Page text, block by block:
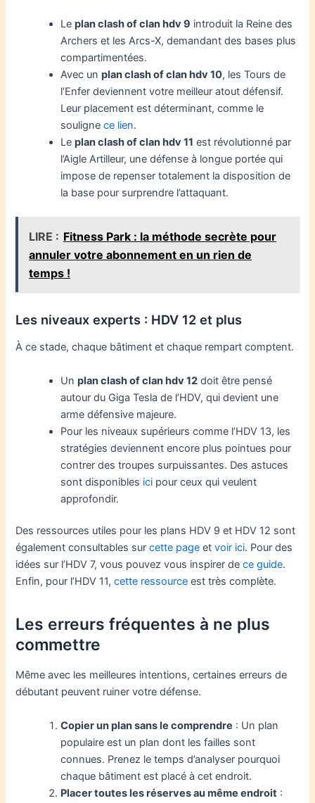
Leplan clash of clan hdv 9 introduit la Reine des
Archers et les Arcs-X, demandant des bases plus
compartimentées.
Avec unplan clash of clan hdv 10, les Tours de
l’Enfer deviennent votre meilleur atout défensif.
Leur placement est déterminant, comme le
soulignece lien.
Leplan clash of clan hdv 11 est révolutionné par
l’Aigle Artilleur, une défense à longue portée qui
impose de repenser totalement la disposition de
la base pour surprendre l’attaquant.
LIRE : Fitness Park : la méthode secrète pour
annuler votre abonnement en un rien de
temps !
Les niveaux experts : HDV 12 et plus
À ce stade, chaque bâtiment et chaque rempart comptent.
Unplan clash of clan hdv 12 doit être pensé
autour du Giga Tesla de l’HDV, qui devient une
arme défensive majeure.
Pour les niveaux supérieurs comme l’HDV 13, les
stratégies deviennent encore plus pointues pour
contrer des troupes surpuissantes. Des astuces
sont disponibles ici pour ceux qui veulent
approfondir.
Des ressources utiles pour les plans HDV 9 et HDV 12 sont
également consultables surcette page etvoir ici. Pour des
idées sur l’HDV 7, vous pouvez vous inspirer dece guide.
Enfin, pour l’HDV 11,cette ressource est très complète.
Les erreurs fréquentes à ne plus
commettre
Même avec les meilleures intentions, certaines erreurs de
débutant peuvent ruiner votre défense.
Copier un plan sans le comprendre : Un plan
populaire est un plan dont les failles sont
connues. Prenez le temps d’analyser pourquoi
chaque bâtiment est placé à cet endroit.
Placer toutes les réserves au même endroit :